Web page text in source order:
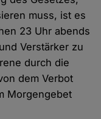
muss, ist es
23 Uhr abends
Verstärker zu
durch die
dem Verbot
Morgengebet